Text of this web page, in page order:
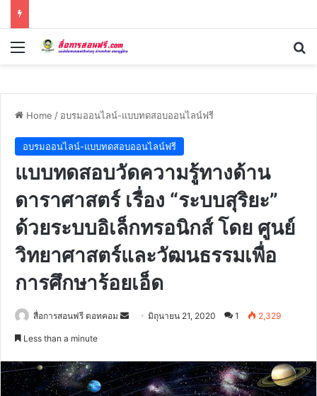
Menu
Home / อบรมออนไลน์-แบบทดสอบออนไลน์ฟรี
อบรมออนไลน์-แบบทดสอบออนไลน์ฟรี
แบบทดสอบวัดความรู้ทางด้าน
ดาราศาสตร์ เรื่อง “ระบบสุริยะ”
ด้วยระบบอิเล็กทรอนิกส์ โดย ศูนย์
วิทยาศาสตร์และวัฒนธรรมเพื่อ
การศึกษาร้อยเอ็ด
สื่อการสอนฟรี ดอทคอม
Sendมิถุนายน 21, 2020 1 2,329
Less than a minute